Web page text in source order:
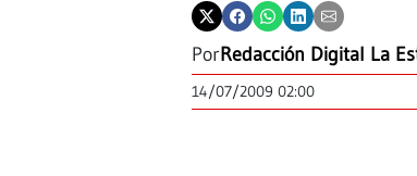
PorRedacción Digital La
14/07/2009 02:00